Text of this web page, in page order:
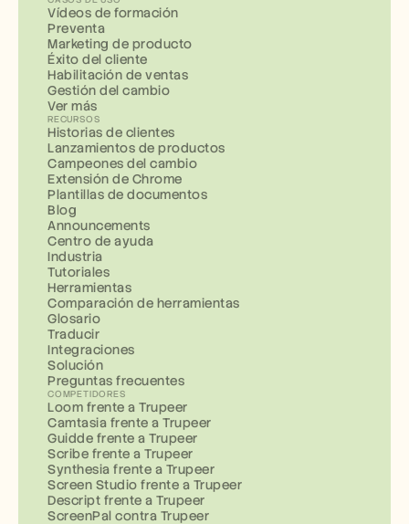
Vídeos de formación
Preventa
Marketing de producto
Éxito del cliente
Habilitación de ventas
Gestión del cambio
Ver más
RECURSOS
Historias de clientes
Lanzamientos de productos
Campeones del cambio
Extensión de Chrome
Plantillas de documentos
Blog
Announcements
Centro de ayuda
Industria
Tutoriales
Herramientas
Comparación de herramientas
Glosario
Traducir
Integraciones
Solución
Preguntas frecuentes
COMPETIDORES
Loom frente a Trupeer
Camtasia frente a Trupeer
Guidde frente a Trupeer
Scribe frente a Trupeer
Synthesia frente a Trupeer
Screen Studio frente a Trupeer
Descript frente a Trupeer
ScreenPal contra Trupeer